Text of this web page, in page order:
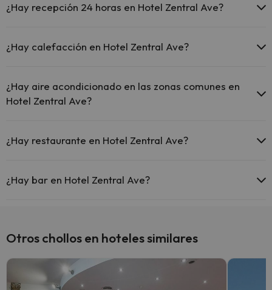
¿Hay recepción 24 horas en Hotel Zentral Ave?
¿Hay calefacción en Hotel Zentral Ave?
¿Hay aire acondicionado en las zonas comunes en
Hotel Zentral Ave?
comunes.
¿Hay restaurante en Hotel Zentral Ave?
¿Hay bar en Hotel Zentral Ave?
Otros chollos en hoteles similares